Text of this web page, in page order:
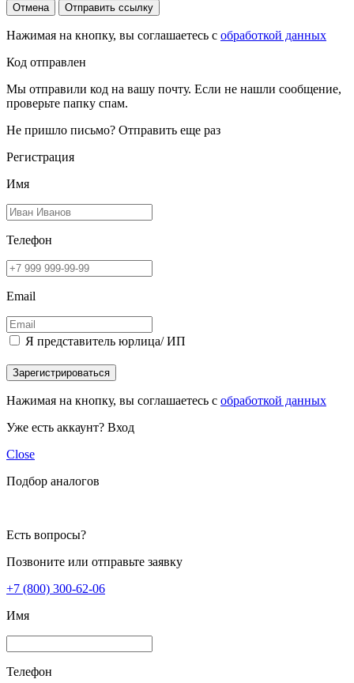
Отмена Отправить ссылку
Нажимая на кнопку, вы соглашаетесь с обработкой данных
Код отправлен
Мы отправили код на вашу почту. Если не нашли сообщение,
проверьте папку спам.
Не пришло письмо? Отправить еще раз
Регистрация
Имя
Телефон
Email
Я представитель юрлица/ ИП
Зарегистрироваться
Нажимая на кнопку, вы соглашаетесь с обработкой данных
Уже есть аккаунт? Вход
Close
Подбор аналогов
Есть вопросы?
Позвоните или отправьте заявку
+7 (800) 300-62-06
Имя
Телефон